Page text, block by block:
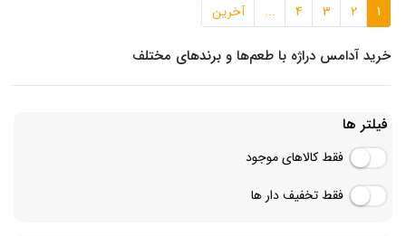
1
2
3
4
... آخرین
خرید آدامس دراژه با طعم‌ها و برندهای مختلف
فیلتر ها
فقط کالاهای موجود
فقط تخفیف دار ها